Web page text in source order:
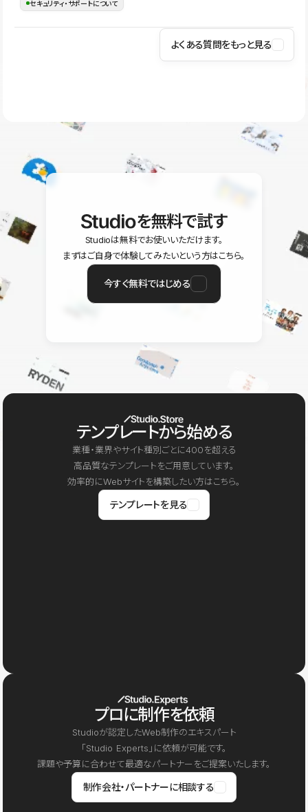
す。
はSSL/TLSによる通信暗号化に対応しており、悪質なスクリプトの
セキュリティ・サポートについて
操作方法や機能については、ヘルプセンターでご確認いただけま
ユーザー同士で質問・相談できるコミュニティもご利用ください。
よくある質問をもっと見る
を無料で試す
Studioは無料でお使いいただけます。
まずはご自身で体験してみたいという方はこちら。
今すぐ無料ではじめる
テンプレートから始める
業種・業界やサイト種別ごとに400を超える
高品質なテンプレートをご用意しています。
効率的にWebサイトを構築したい方はこちら。
テンプレートを見る
プロに制作を依頼
Studioが認定したWeb制作のエキスパート
「Studio Experts」に依頼が可能です。
課題や予算に合わせて最適なパートナーをご提案いたします。
制作会社・パートナーに相談する